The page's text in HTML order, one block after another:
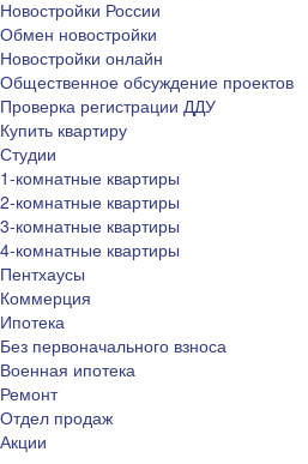
Новостройки России
Обмен новостройки
Новостройки онлайн
Общественное обсуждение проектов
Проверка регистрации ДДУ
Купить квартиру
Студии
1-комнатные квартиры
2-комнатные квартиры
3-комнатные квартиры
4-комнатные квартиры
Пентхаусы
Коммерция
Ипотека
Без первоначального взноса
Военная ипотека
Ремонт
Отдел продаж
Акции